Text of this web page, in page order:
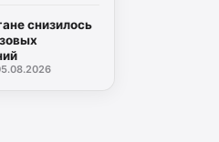
снизилось